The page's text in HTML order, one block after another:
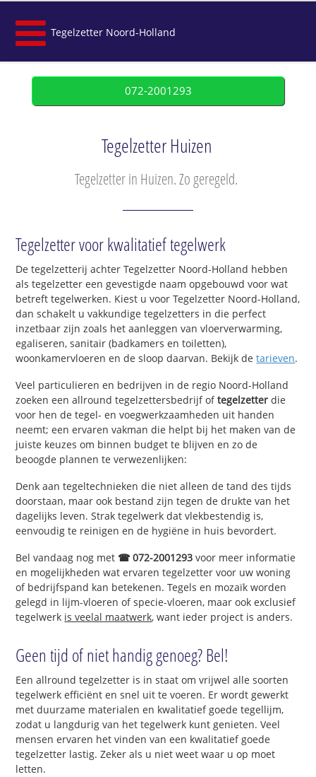
Tegelzetter Noord-Holland
072-2001293
Tegelzetter Huizen
Tegelzetter in Huizen. Zo geregeld.
Tegelzetter voor kwalitatief tegelwerk
De tegelzetterij achter Tegelzetter Noord-Holland hebben
als tegelzetter een gevestigde naam opgebouwd voor wat
betreft tegelwerken. Kiest u voor Tegelzetter Noord-Holland,
dan schakelt u vakkundige tegelzetters in die perfect
inzetbaar zijn zoals het aanleggen van vloerverwarming,
egaliseren, sanitair (badkamers en toiletten),
woonkamervloeren en de sloop daarvan. Bekijk detarieven.
Veel particulieren en bedrijven in de regio Noord-Holland
zoeken een allround tegelzettersbedrijf oftegelzetter die
voor hen de tegel- en voegwerkzaamheden uit handen
neemt; een ervaren vakman die helpt bij het maken van de
juiste keuzes om binnen budget te blijven en zo de
beoogde plannen te verwezenlijken:
Denk aan tegeltechnieken die niet alleen de tand des tijds
doorstaan, maar ook bestand zijn tegen de drukte van het
dagelijks leven. Strak tegelwerk dat vlekbestendig is,
eenvoudig te reinigen en de hygiëne in huis bevordert.
Bel vandaag nog met ☎ 072-2001293 voor meer informatie
en mogelijkheden wat ervaren tegelzetter voor uw woning
of bedrijfspand kan betekenen. Tegels en mozaïk worden
gelegd in lijm-vloeren of specie-vloeren, maar ook exclusief
tegelwerk is veelal maatwerk, want ieder project is anders.
Geen tijd of niet handig genoeg? Bel!
Een allround tegelzetter is in staat om vrijwel alle soorten
tegelwerk efficiënt en snel uit te voeren. Er wordt gewerkt
met duurzame materialen en kwalitatief goede tegellijm,
zodat u langdurig van het tegelwerk kunt genieten. Veel
mensen ervaren het vinden van een kwalitatief goede
tegelzetter lastig. Zeker als u niet weet waar u op moet
letten.